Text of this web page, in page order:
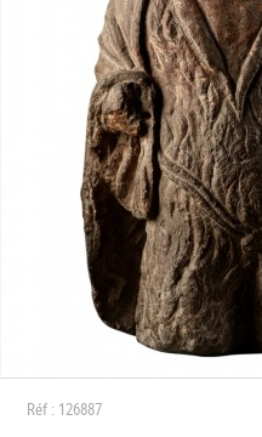
Réf : 126887